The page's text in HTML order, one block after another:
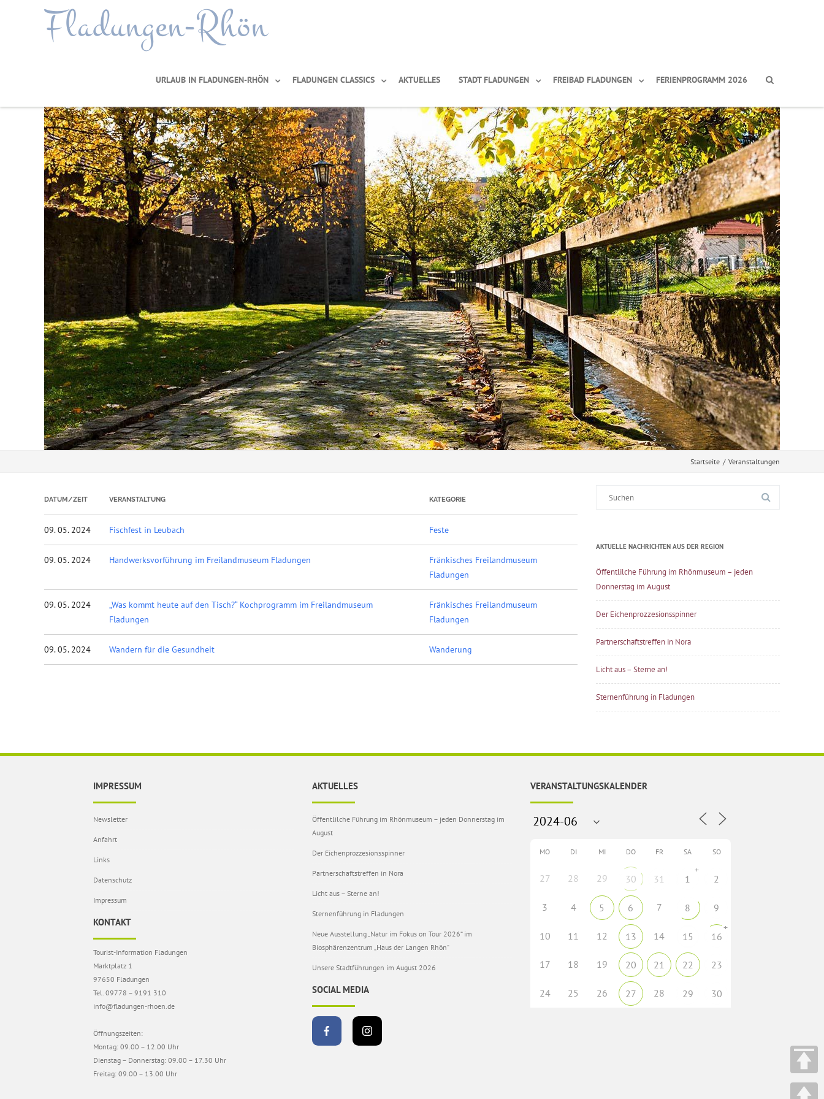
Fladungen-Rhön
URLAUB IN FLADUNGEN-RHÖN FLADUNGEN CLASSICS AKTUELLES STADT FLADUNGEN FREIBAD FLADUNGEN FERIENPROGRAMM 2026
Startseite / Veranstaltungen
DATUM/ZEIT VERANSTALTUNG KATEGORIE
09. 05. 2024 Fischfest in Leubach Feste
09. 05. 2024 Handwerksvorführung im Freilandmuseum Fladungen
Fränkisches Freilandmuseum
Fladungen
09. 05. 2024
„Was kommt heute auf den Tisch?“ Kochprogramm im Freilandmuseum
Fladungen
Fränkisches Freilandmuseum
Fladungen
09. 05. 2024 Wandern für die Gesundheit Wanderung
AKTUELLE NACHRICHTEN AUS DER REGION
Öffentlilche Führung im Rhönmuseum – jeden
Donnerstag im August
Der Eichenprozzesionsspinner
Partnerschaftstreffen in Nora
Licht aus – Sterne an!
Sternenführung in Fladungen
IMPRESSUM
Newsletter
Anfahrt
Links
Datenschutz
Impressum
KONTAKT
Tourist-Information Fladungen
Marktplatz 1
97650 Fladungen
Tel. 09778 – 9191 310
info@fladungen-rhoen.de
Öffnungszeiten:
Montag: 09.00 – 12.00 Uhr
Dienstag – Donnerstag: 09.00 – 17.30 Uhr
Freitag: 09.00 – 13.00 Uhr
AKTUELLES
Öffentlilche Führung im Rhönmuseum – jeden Donnerstag im
August
Der Eichenprozzesionsspinner
Partnerschaftstreffen in Nora
Licht aus – Sterne an!
Sternenführung in Fladungen
Neue Ausstellung „Natur im Fokus on Tour 2026“ im
Biosphärenzentrum „Haus der Langen Rhön“
Unsere Stadtführungen im August 2026
SOCIAL MEDIA
VERANSTALTUNGSKALENDER
MO DI MI DO FR SA SO
27 28 29 30 31 1
+
2
3 4 5 6 7 8 9
10 11 12 13 14 15 16
+
17 18 19 20 21 22 23
24 25 26 27 28 29 30